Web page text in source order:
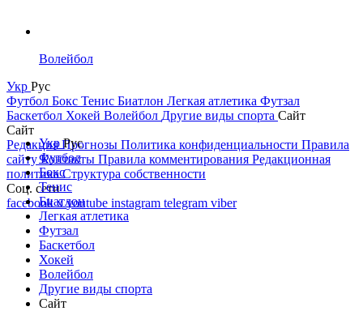
Волейбол
Укр Рус
Футбол Бокс Тенис Биатлон Легкая атлетика Футзал
Баскетбол Хокей Волейбол Другие виды спорта Сайт
Сайт
РедакцияПрогнозы Политика конфиденциальности Правила
сайтуКонтакты Правила комментирования Редакционная
политикаСтруктура собственности
Соц. сети
facebookxyoutube instagram telegram viber
УкрРус
Футбол
Бокс
Тенис
Биатлон
Легкая атлетика
Футзал
Баскетбол
Хокей
Волейбол
Другие виды спорта
Сайт